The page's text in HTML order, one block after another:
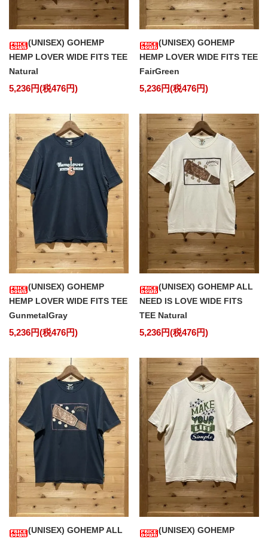
(UNISEX) GOHEMP
HEMP LOVER WIDE FITS TEE
Natural
5,236円(税476円)
(UNISEX) GOHEMP
HEMP LOVER WIDE FITS TEE
FairGreen
5,236円(税476円)
(UNISEX) GOHEMP
HEMP LOVER WIDE FITS TEE
GunmetalGray
5,236円(税476円)
(UNISEX) GOHEMP ALL
NEED IS LOVE WIDE FITS
TEE Natural
5,236円(税476円)
(UNISEX) GOHEMP ALL
(UNISEX) GOHEMP